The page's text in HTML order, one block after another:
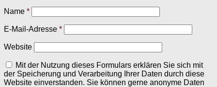
Name *
E-Mail-Adresse *
Website
Mit der Nutzung dieses Formulars erklären Sie sich mit
der Speicherung und Verarbeitung Ihrer Daten durch diese
Website einverstanden. Sie können gerne anonyme Daten